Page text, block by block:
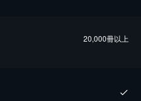
20,000冊以上